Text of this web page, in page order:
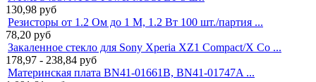
130,98 руб
Резисторы от 1.2 Ом до 1 М, 1.2 Вт 100 шт./партия ...
78,20 руб
Закаленное стекло для Sony Xperia XZ1 Compact/X Co ...
178,97 - 238,84 руб
Материнская плата BN41-01661B, BN41-01747A ...